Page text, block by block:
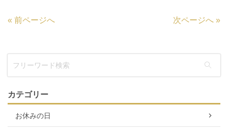
« 前ページへ 次ページへ »
カテゴリー
お休みの日